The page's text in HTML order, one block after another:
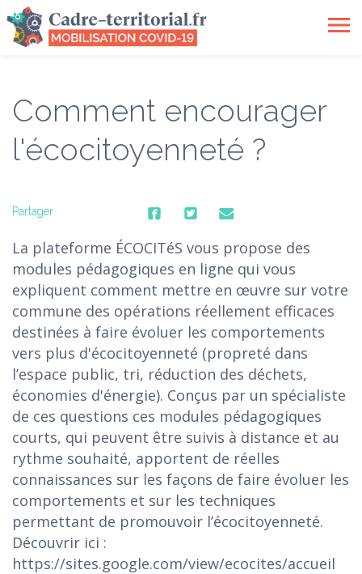
Toggle
navigation
Comment encourager
l'écocitoyenneté ?
Partager
La plateforme ÉCOCITéS vous propose des
modules pédagogiques en ligne qui vous
expliquent comment mettre en œuvre sur votre
commune des opérations réellement efficaces
destinées à faire évoluer les comportements
vers plus d'écocitoyenneté (propreté dans
l’espace public, tri, réduction des déchets,
économies d'énergie). Conçus par un spécialiste
de ces questions ces modules pédagogiques
courts, qui peuvent être suivis à distance et au
rythme souhaité, apportent de réelles
connaissances sur les façons de faire évoluer les
comportements et sur les techniques
permettant de promouvoir l’écocitoyenneté.
Découvrir ici :
https://sites.google.com/view/ecocites/accueil